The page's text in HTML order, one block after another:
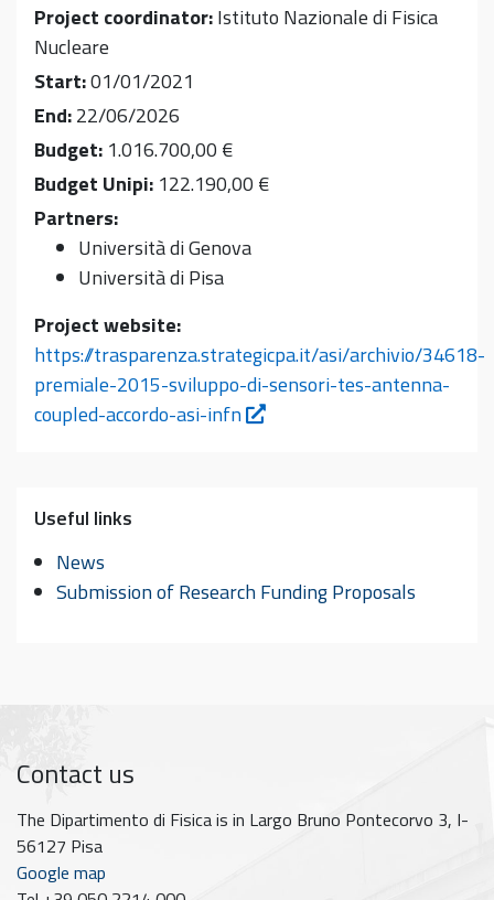
Project coordinator:Istituto Nazionale di Fisica
Nucleare
Start:01/01/2021
End:22/06/2026
Budget: 1.016.700,00 €
Budget Unipi: 122.190,00 €
Partners:
Università di Genova
Università di Pisa
Project website:
https://trasparenza.strategicpa.it/asi/archivio/34618-
premiale-2015-sviluppo-di-sensori-tes-antenna-
coupled-accordo-asi-infn
Useful links
News
Submission of Research Funding Proposals
Contact us
The Dipartimento di Fisica is in Largo Bruno Pontecorvo 3, I-
56127 Pisa
Google map